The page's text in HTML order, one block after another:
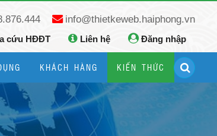
info@thietkeweb.haiphong.vn
cứu HĐĐT Liên hệ Đăng nhập
KHÁCH HÀNG KIẾN THỨC